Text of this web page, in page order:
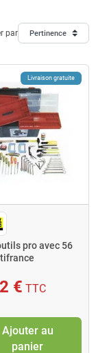
par Pertinence
Livraison gratuite
pro avec 56
€ TTC
Ajouter au
panier